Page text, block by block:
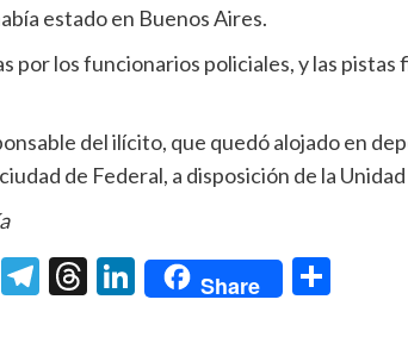
estado en Buenos Aires.
por los funcionarios policiales, y las
del ilícito, que quedó alojado en
de Federal, a disposición de la
Messenger
Telegram
Threads
LinkedIn
Share